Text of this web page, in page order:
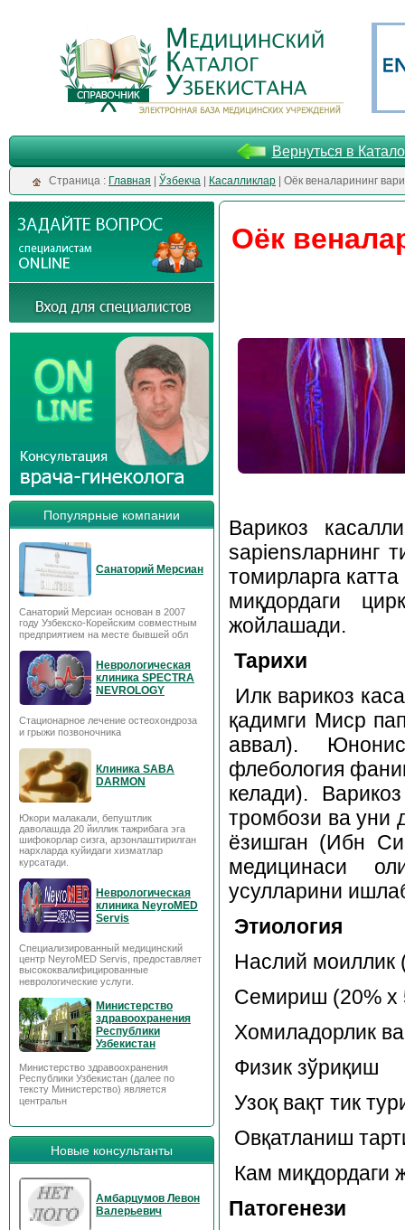
Вернуться в
Cтраница : Главная Ўзбекча Касалликлар | Оёк веналарининг
Популярные компании
Санаторий Мерсиан
Санаторий Мерсиан основан в 2007
году Узбекско-Корейским совместным
предприятием на месте бывшей обл
Неврологическая
клиника SPECTRA
NEVROLOGY
Стационарное лечение остеохондроза
и грыжи позвоночника
Клиника SABA
DARMON
Юкори малакали, бепуштлик
даволашда 20 йиллик тажрибага эга
шифокорлар сизга, арзонлаштирилган
нархларда куйидаги хизматлар
курсатади.
Неврологическая
клиника NeyroMED
Servis
Специализированный медицинский
центр NeyroMED Servis, предоставляет
высококвалифицированные
неврологические услуги.
Министерство
здравоохранения
Республики
Узбекистан
Министерство здравоохранения
Республики Узбекистан (далее по
тексту Министерство) является
центральн
Новые консультанты
Амбарцумов Левон
Валерьевич
Оёк
Варикоз
sapiensларнинг
томирларга
миқдордаги
жойлашади.
Тарихи
Илк варикоз
қадимги Миср
аввал).
флебология
келади).
тромбози ва уни
ёзишган (Ибн
медицинаси
усулларини
Этиология
Наслий моиллик
Семириш (20% х
Хомиладорлик
Физик зўриқиш
Узоқ вақт тик
Овқатланиш
Кам миқдордаги
Патогенези